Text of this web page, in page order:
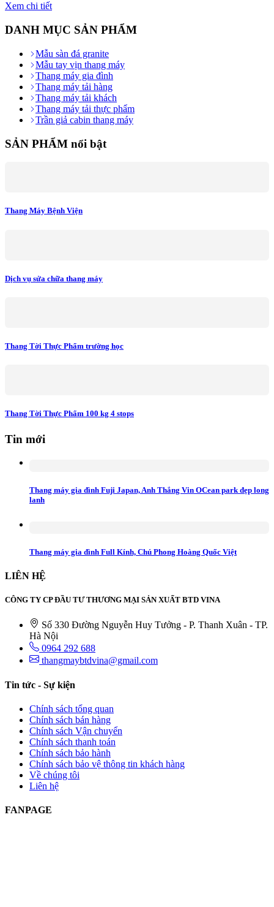
Xem chi tiết
DANH MỤC SẢN PHẨM
Mẫu sàn đá granite
Mẫu tay vịn thang máy
Thang máy gia đình
Thang máy tải hàng
Thang máy tải khách
Thang máy tải thực phẩm
Trần giả cabin thang máy
SẢN PHẨM nổi bật
Thang Máy Bệnh Viện
Dịch vụ sửa chữa thang máy
Thang Tời Thực Phẩm trường học
Thang Tời Thực Phẩm 100 kg 4 stops
Tin mới
Thang máy gia đình Fuji Japan, Anh Thắng Vin OCean park đẹp long
lanh
Thang máy gia đình Full Kính, Chú Phong Hoàng Quốc Việt
LIÊN HỆ
CÔNG TY CP ĐẦU TƯ THƯƠNG MẠI SẢN XUẤT BTD VINA
Số 330 Đường Nguyễn Huy Tưởng - P. Thanh Xuân - TP.
Hà Nội
0964 292 688
thangmaybtdvina@gmail.com
Tin tức - Sự kiện
Chính sách tổng quan
Chính sách bán hàng
Chính sách Vận chuyển
Chính sách thanh toán
Chính sách bảo hành
Chính sách bảo vệ thông tin khách hàng
Về chúng tôi
Liên hệ
FANPAGE